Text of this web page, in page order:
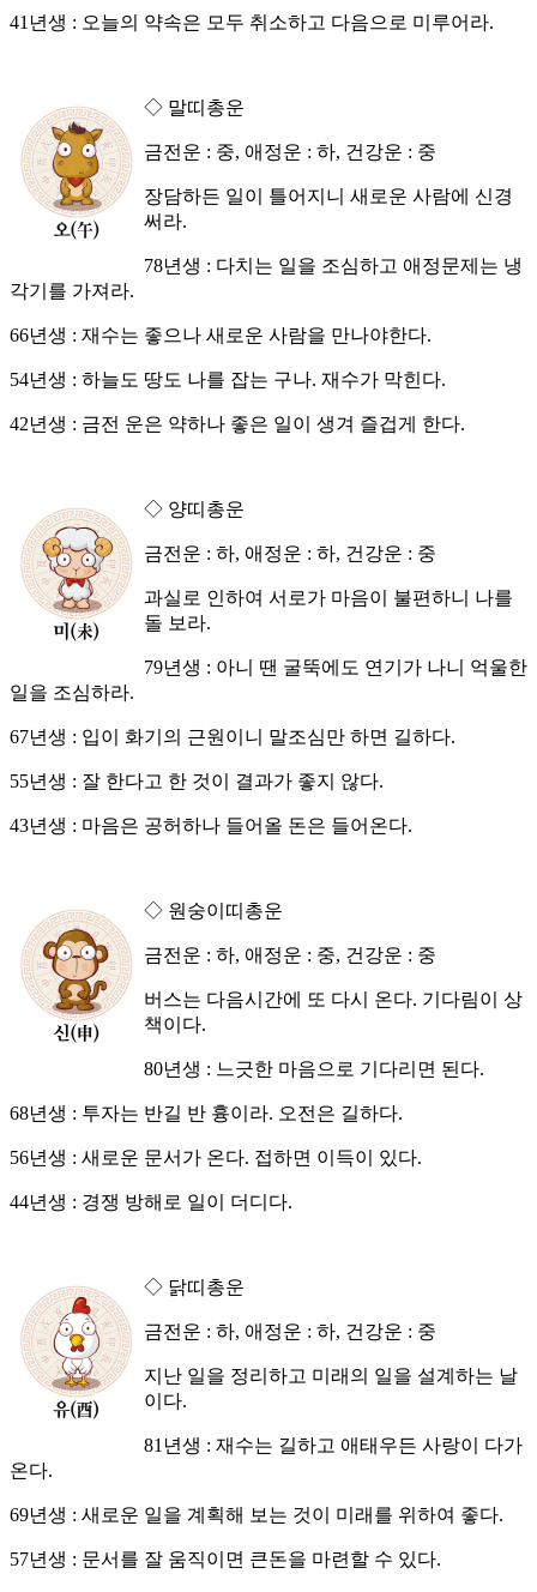
41년생 : 오늘의 약속은 모두 취소하고 다음으로 미루어라.
◇ 말띠총운
금전운 : 중, 애정운 : 하, 건강운 : 중
장담하든 일이 틀어지니 새로운 사람에 신경
써라.
78년생 : 다치는 일을 조심하고 애정문제는 냉
각기를 가져라.
66년생 : 재수는 좋으나 새로운 사람을 만나야한다.
54년생 : 하늘도 땅도 나를 잡는 구나. 재수가 막힌다.
42년생 : 금전 운은 약하나 좋은 일이 생겨 즐겁게 한다.
◇ 양띠총운
금전운 : 하, 애정운 : 하, 건강운 : 중
과실로 인하여 서로가 마음이 불편하니 나를
돌 보라.
79년생 : 아니 땐 굴뚝에도 연기가 나니 억울한
일을 조심하라.
67년생 : 입이 화기의 근원이니 말조심만 하면 길하다.
55년생 : 잘 한다고 한 것이 결과가 좋지 않다.
43년생 : 마음은 공허하나 들어올 돈은 들어온다.
◇ 원숭이띠총운
금전운 : 하, 애정운 : 중, 건강운 : 중
버스는 다음시간에 또 다시 온다. 기다림이 상
책이다.
80년생 : 느긋한 마음으로 기다리면 된다.
68년생 : 투자는 반길 반 흉이라. 오전은 길하다.
56년생 : 새로운 문서가 온다. 접하면 이득이 있다.
44년생 : 경쟁 방해로 일이 더디다.
◇ 닭띠총운
금전운 : 하, 애정운 : 하, 건강운 : 중
지난 일을 정리하고 미래의 일을 설계하는 날
이다.
81년생 : 재수는 길하고 애태우든 사랑이 다가
온다.
69년생 : 새로운 일을 계획해 보는 것이 미래를 위하여 좋다.
57년생 : 문서를 잘 움직이면 큰돈을 마련할 수 있다.